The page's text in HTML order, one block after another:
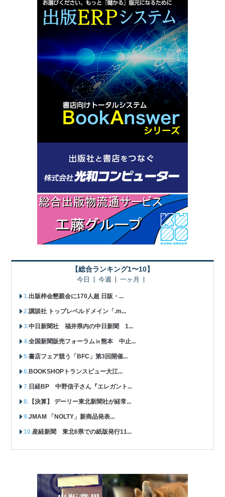
【総合ランキング1〜10】
今日 今週 一ヶ月
出版梓会懇親会に170人超 日販・...
講談社 トップレベルドメイン「.m...
中日新聞社 福井県内の中日新聞 1...
全国新聞販売フォーラム㏌熊本 中止...
書店フェア競う「BFC」第3回開催...
BOOKSHOPトランスビュー大江...
日経BP 中野信子さん『エレガント...
【決算】 デーリー東北新聞社が経常...
JMAM 「NOLTY」新商品発表...
産経新聞 東北6県での紙版発行11...